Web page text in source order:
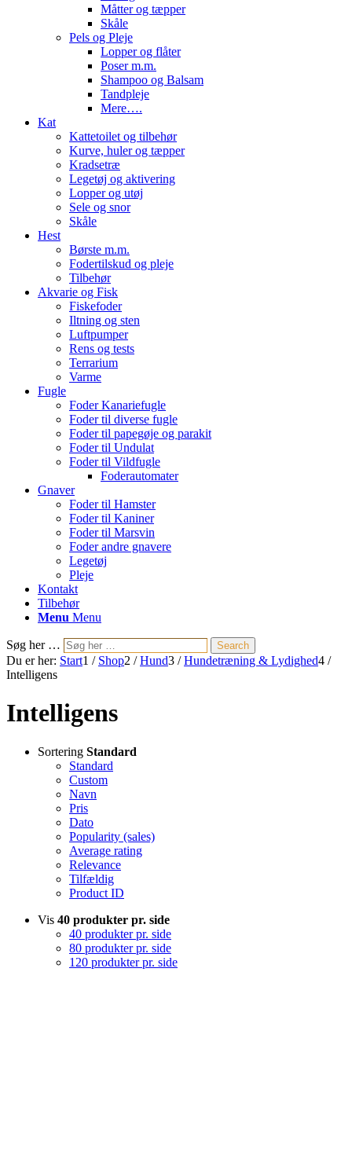
Måtter og tæpper
Skåle
Pels og Pleje
Lopper og flåter
Poser m.m.
Shampoo og Balsam
Tandpleje
Mere….
Kat
Kattetoilet og tilbehør
Kurve, huler og tæpper
Kradsetræ
Legetøj og aktivering
Lopper og utøj
Sele og snor
Skåle
Hest
Børste m.m.
Fodertilskud og pleje
Tilbehør
Akvarie og Fisk
Fiskefoder
Iltning og sten
Luftpumper
Rens og tests
Terrarium
Varme
Fugle
Foder Kanariefugle
Foder til diverse fugle
Foder til papegøje og parakit
Foder til Undulat
Foder til Vildfugle
Foderautomater
Gnaver
Foder til Hamster
Foder til Kaniner
Foder til Marsvin
Foder andre gnavere
Legetøj
Pleje
Kontakt
Tilbehør
Menu Menu
Søg her … Search
Du er her: Start1 / Shop2 / Hund3 / Hundetræning & Lydighed4 /
Intelligens
Intelligens
Sortering Standard
Standard
Custom
Navn
Pris
Dato
Popularity (sales)
Average rating
Relevance
Tilfældig
Product ID
Vis 40 produkter pr. side
40 produkter pr. side
80 produkter pr. side
120 produkter pr. side